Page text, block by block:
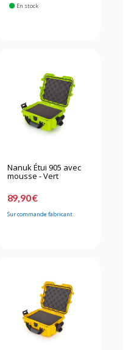
En stock
Nanuk Étui 905 avec
mousse - Vert
89,90 €
Sur commande fabricant